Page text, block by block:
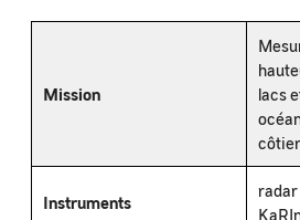
Mission
lacs
Instruments